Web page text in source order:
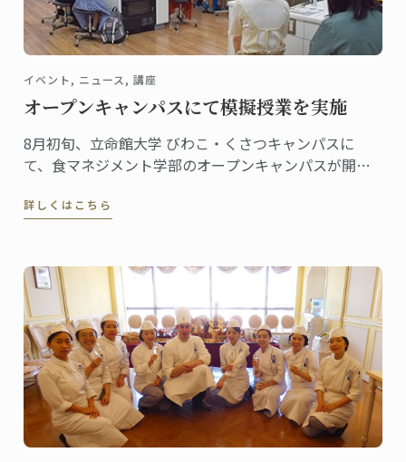
イベント, ニュース, 講座
オープンキャンパスにて模擬授業を実施
8月初旬、立命館大学 びわこ・くさつキャンパスに
て、食マネジメント学部のオープンキャンパスが開催
詳しくはこちら